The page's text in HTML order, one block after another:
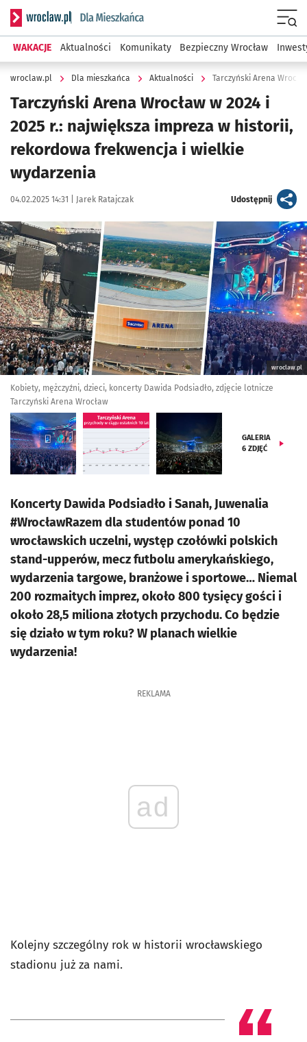
Serwis informacyjny wroclaw.pl podserwis: Dla mieszkańca
WAKACJE Aktualności Komunikaty Bezpieczny Wrocław
wroclaw.pl Dla mieszkańca Aktualności Tarczyński Arena
Tarczyński Arena Wrocław w 2024 i
2025 r.: największa impreza w historii,
rekordowa frekwencja i wielkie
wydarzenia
Data publikacji:
04.02.2025 14:31 | Autor:
Jarek Ratajczak Udostępnijartykuł
Kliknij, aby zobaczyć galerię
wroclaw.pl
Kobiety, mężczyźni, dzieci, koncerty Dawida Podsiadło, zdjęcie lotnicze
Tarczyński Arena Wrocław
GALERIA
6 ZDJĘĆ
Koncerty Dawida Podsiadło i Sanah, Juwenalia
#WrocławRazem dla studentów ponad 10
wrocławskich uczelni, występ czołówki polskich
stand-upperów, mecz futbolu amerykańskiego,
wydarzenia targowe, branżowe i sportowe… Niemal
200 rozmaitych imprez, około 800 tysięcy gości i
około 28,5 miliona złotych przychodu. Co będzie
się działo w tym roku? W planach wielkie
wydarzenia!
REKLAMA
ad
Kolejny szczególny rok w historii wrocławskiego
stadionu już za nami.